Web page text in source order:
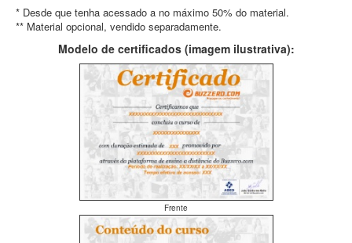
* Desde que tenha acessado a no máximo 50% do material.
** Material opcional, vendido separadamente.
Modelo de certificados (imagem ilustrativa):
Frente